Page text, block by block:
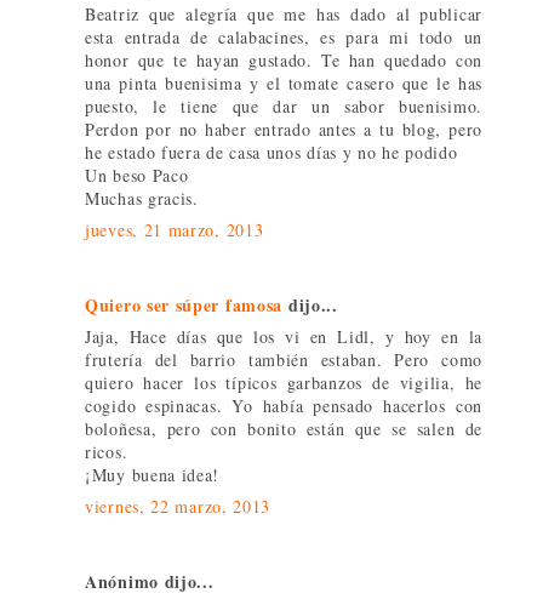
Beatriz que alegría que me has dado al publicar
esta entrada de calabacines, es para mi todo un
honor que te hayan gustado. Te han quedado con
una pinta buenisima y el tomate casero que le has
puesto, le tiene que dar un sabor buenisimo.
Perdon por no haber entrado antes a tu blog, pero
he estado fuera de casa unos días y no he podido
Un beso Paco
Muchas gracis.
jueves, 21 marzo, 2013
Quiero ser súper famosa dijo...
Jaja, Hace días que los vi en Lidl, y hoy en la
frutería del barrio también estaban. Pero como
quiero hacer los típicos garbanzos de vigilia, he
cogido espinacas. Yo había pensado hacerlos con
boloñesa, pero con bonito están que se salen de
ricos.
¡Muy buena idea!
viernes, 22 marzo, 2013
Anónimo dijo...